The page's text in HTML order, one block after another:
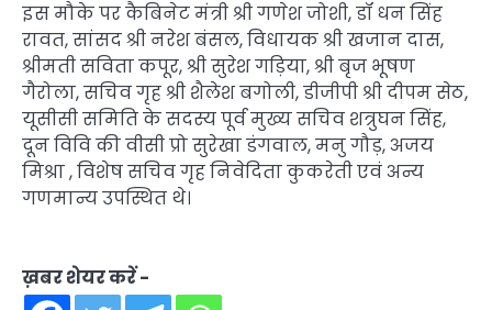
इस मौके पर कैबिनेट मंत्री श्री गणेश जोशी, डॉ धन सिंह
रावत, सांसद श्री नरेश बंसल, विधायक श्री खजान दास,
श्रीमती सविता कपूर, श्री सुरेश गड़िया, श्री बृज भूषण
गैरोला, सचिव गृह श्री शैलेश बगोली, डीजीपी श्री दीपम सेठ,
यूसीसी समिति के सदस्य पूर्व मुख्य सचिव शत्रुघन सिंह,
दून विवि की वीसी प्रो सुरेखा डंगवाल, मनु गौड़, अजय
मिश्रा , विशेष सचिव गृह निवेदिता कुकरेती एवं अन्य
गणमान्य उपस्थित थे।
ख़बर शेयर करें -